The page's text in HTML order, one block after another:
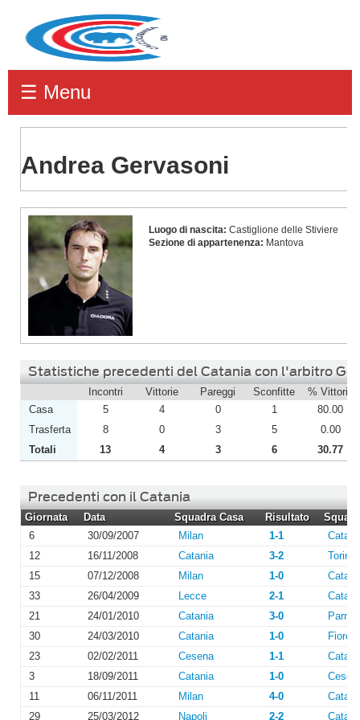
☰ Menu
Andrea Gervasoni
Gervasoni
Luogo di nascita: Castiglione delle Stiviere
Sezione di appartenenza: Mantova
Statistiche precedenti del Catania con l'arbitro
Incontri Vittorie Pareggi Sconfitte % Vittorie
Casa
5 4 0 1
80.00
Trasferta
8 0 3 5
0.00
Totali
13 4 3 6 30.77
Precedenti con il Catania
Giornata Data Squadra Casa Risultato
6
30/09/2007 Milan 1-1
12
16/11/2008 Catania 3-2
Torino
15
07/12/2008 Milan 1-0
33
26/04/2009 Lecce 2-1
21
24/01/2010 Catania 3-0
Parma
30
24/03/2010 Catania 1-0
23
02/02/2011 Cesena 1-1
3
18/09/2011 Catania 1-0
11
06/11/2011 Milan 4-0
29
25/03/2012 Napoli 2-2